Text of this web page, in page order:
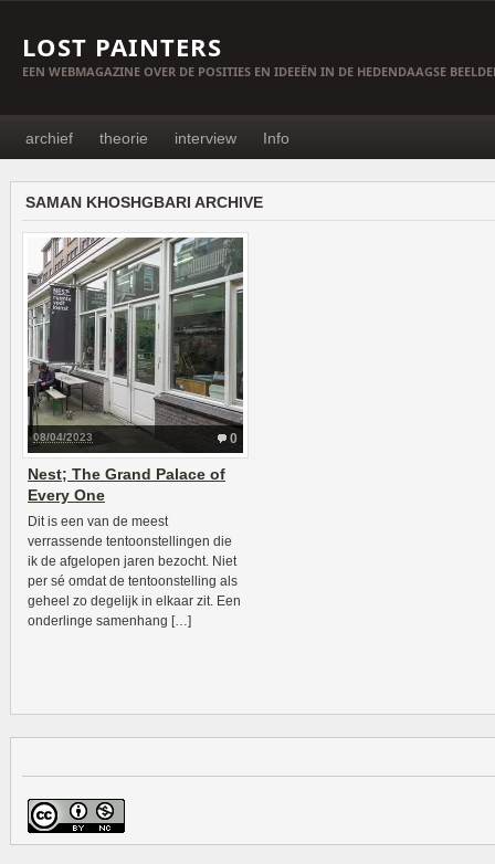
LOST PAINTERS
EEN WEBMAGAZINE OVER DE POSITIES EN IDEEËN IN DE HEDENDAAGSE
archief theorie interview Info
SAMAN KHOSHGBARI ARCHIVE
0
08/04/2023
Nest; The Grand Palace of
Every One
Dit is een van de meest
verrassende tentoonstellingen die
ik de afgelopen jaren bezocht. Niet
per sé omdat de tentoonstelling als
geheel zo degelijk in elkaar zit. Een
onderlinge samenhang […]